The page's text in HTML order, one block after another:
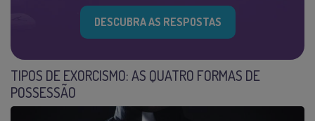
DESCUBRA AS RESPOSTAS
TIPOS DE EXORCISMO: AS QUATRO FORMAS DE
POSSESSÃO